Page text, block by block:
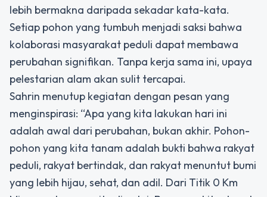
lebih bermakna daripada sekadar kata-kata.
Setiap pohon yang tumbuh menjadi saksi bahwa
kolaborasi masyarakat peduli dapat membawa
perubahan signifikan. Tanpa kerja sama ini, upaya
pelestarian alam akan sulit tercapai.
Sahrin menutup kegiatan dengan pesan yang
menginspirasi: “Apa yang kita lakukan hari ini
adalah awal dari perubahan, bukan akhir. Pohon-
pohon yang kita tanam adalah bukti bahwa rakyat
peduli, rakyat bertindak, dan rakyat menuntut bumi
yang lebih hijau, sehat, dan adil. Dari Titik 0 Km